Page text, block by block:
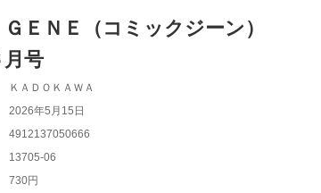
ＥＮＥ（コミックジーン）
月号
ＫＡＤＯＫＡＷＡ
2026年5月15日
4912137050666
13705-06
730円